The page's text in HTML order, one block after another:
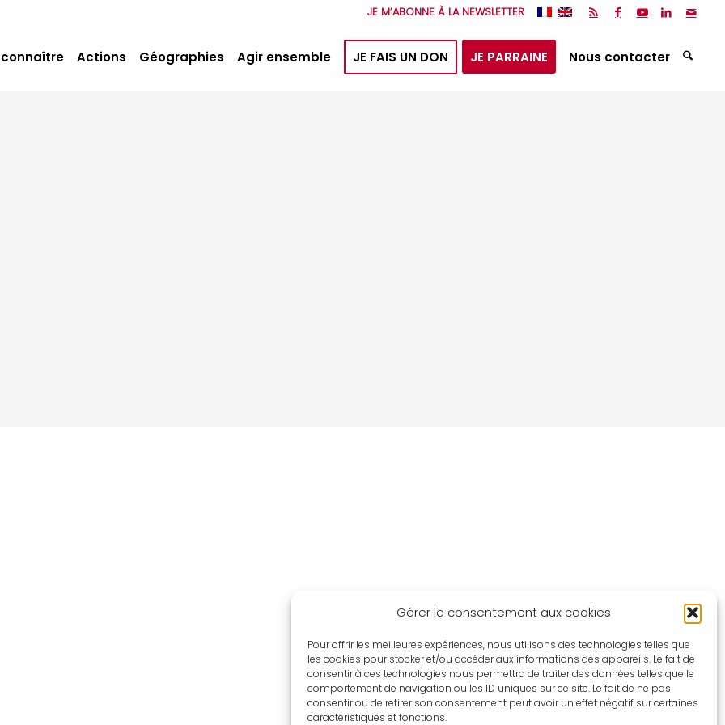
Gérer le consentement aux cookies
Pour offrir les meilleures expériences, nous utilisons des technologies telles que
les cookies pour stocker et/ou accéder aux informations des appareils. Le fait de
consentir à ces technologies nous permettra de traiter des données telles que le
comportement de navigation ou les ID uniques sur ce site. Le fait de ne pas
consentir ou de retirer son consentement peut avoir un effet négatif sur certaines
caractéristiques et fonctions.
JE M’ABONNE À LA NEWSLETTER
connaître Actions Géographies Agir ensemble JE FAIS UN DON JE PARRAINE Nous contacter